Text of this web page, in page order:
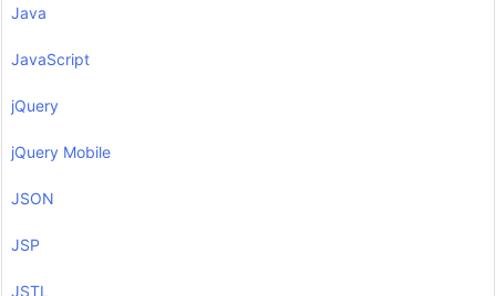
Java
JavaScript
jQuery
jQuery Mobile
JSON
JSP
JSTL